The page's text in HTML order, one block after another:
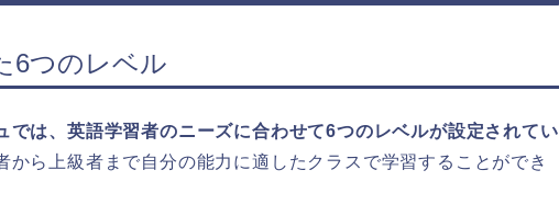
6つのレベル
では、英語学習者のニーズに合わせて6つのレベルが設定されてい
から上級者まで自分の能力に適したクラスで学習することができ